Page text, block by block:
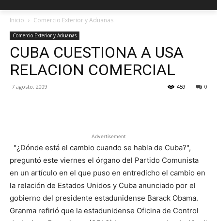
Inicio Comercio Exterior y Aduanas
Comercio Exterior y Aduanas
CUBA CUESTIONA A USA
RELACION COMERCIAL
7 agosto, 2009 0
459
Advertisement
"¿Dónde está el cambio cuando se habla de Cuba?",
preguntó este viernes el órgano del Partido Comunista
en un artículo en el que puso en entredicho el cambio en
la relación de Estados Unidos y Cuba anunciado por el
gobierno del presidente estadunidense Barack Obama.
Granma refirió que la estadunidense Oficina de Control